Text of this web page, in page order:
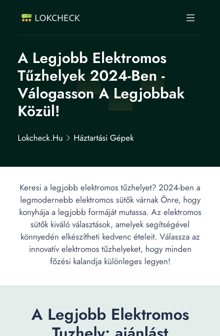
A Legjobb Elektromos
Tűzhelyek 2024-Ben -
Válogasson A Legjobbak
Közül!
Lokcheck.hu Háztartási Gépek
Keresi a legjobb elektromos tűzhelyet? 2024-ben a
legmodernebb elektromos sütők várnak Önre, hogy
konyhája a legjobb formáját mutassa. Az elektromos
sütők kiváló választások, amelyek segítségével
könnyedén elkészítheti kedvenc ételeit. Válassza az
innovatív elektromos tűzhelyeket, hogy minden
főzési kalandja különleges legyen!
A Legjobb Elektromos